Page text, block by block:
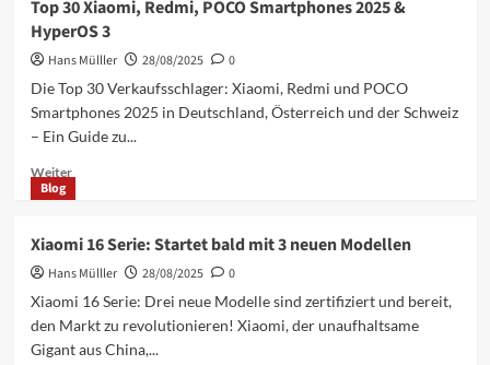
Bluetooth
Lautsprecher:
Aufstieg
Chinas
Top
10
Top 30 Xiaomi, Redmi, POCO Smartphones 2025 &
HyperOS 3
Hans Mülller 28/08/2025
0
Die Top 30 Verkaufsschlager: Xiaomi, Redmi und POCO
Smartphones 2025 in Deutschland, Österreich und der Schweiz
– Ein Guide zu...
WeiterMehr
30
Xiaomi,
Redmi,
Smartphones
2025
Blog
Xiaomi 16 Serie: Startet bald mit 3 neuen Modellen
Hans Mülller 28/08/2025
0
Xiaomi 16 Serie: Drei neue Modelle sind zertifiziert und bereit,
den Markt zu revolutionieren! Xiaomi, der unaufhaltsame
Gigant aus China,...